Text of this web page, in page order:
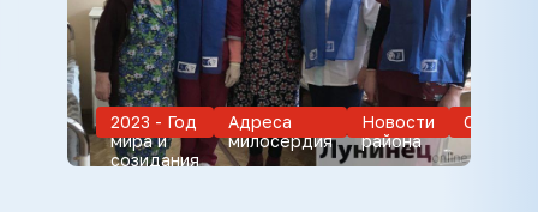
2023 - Год
мира и
созидания
Адреса
милосердия
Новости
района